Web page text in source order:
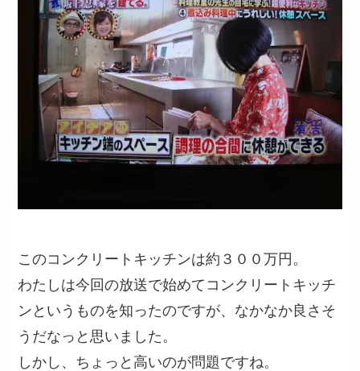
このコンクリートキッチンは約３００万円。
わたしは今回の放送で始めてコンクリートキッチ
ンというものを知ったのですが、なかなか良さそ
うだなっと思いました。
しかし、ちょっと高いのが問題ですね。